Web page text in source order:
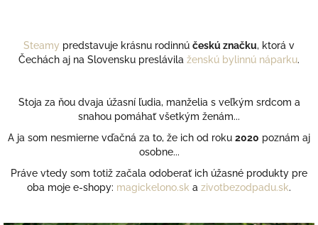
Steamy predstavuje krásnu rodinnú českú značku, ktorá v
Čechách aj na Slovensku preslávila ženskú bylinnú náparku.
Stoja za ňou dvaja úžasní ľudia, manželia s veľkým srdcom a
snahou pomáhať všetkým ženám...
A ja som nesmierne vďačná za to, že ich od roku 2020 poznám aj
osobne...
Práve vtedy som totiž začala odoberať ich úžasné produkty pre
oba moje e-shopy: magickelono.sk a zivotbezodpadu.sk.